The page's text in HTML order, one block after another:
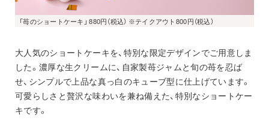
「苺のショートケーキ」 880円（税込） ※テイクアウト800円（税込）
大人気のショートケーキを、特別な限定デザインでご用意しま
した。濃厚な生クリームに、自家製苺ジャムと旬の苺を忍ば
せ、シンプルで上品な真っ白のキューブ型に仕上げています。
可愛らしさと贅沢な味わいを兼ね備えた、特別なショートケー
キです。